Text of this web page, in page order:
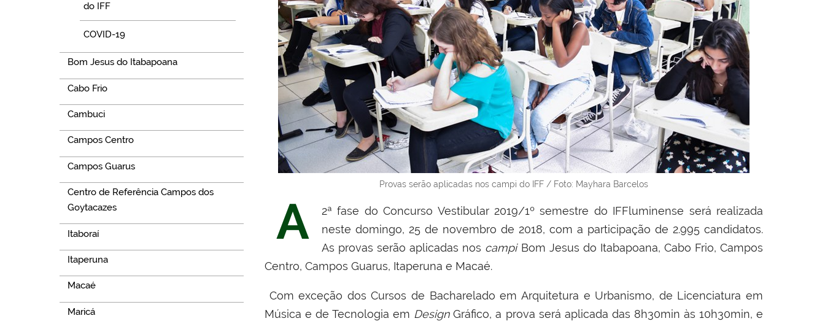
do IFF
COVID-19
Bom Jesus do Itabapoana
Cabo Frio
Cambuci
Campos Centro
Campos Guarus
Centro de Referência Campos dos
Goytacazes
Itaboraí
Itaperuna
Macaé
Maricá
Provas serão aplicadas nos campi do IFF / Foto: Mayhara Barcelos
A
2ª fase do Concurso Vestibular 2019/1º semestre do IFFluminense será realizada
neste domingo, 25 de novembro de 2018, com a participação de 2.995 candidatos.
As provas serão aplicadas nos campiBom Jesus do Itabapoana, Cabo Frio, Campos
Centro, Campos Guarus, Itaperuna e Macaé.
Com exceção dos Cursos de Bacharelado em Arquitetura e Urbanismo, de Licenciatura em
Música e de Tecnologia em DesignGráfico, a prova será aplicada das 8h30min às 10h30min, e